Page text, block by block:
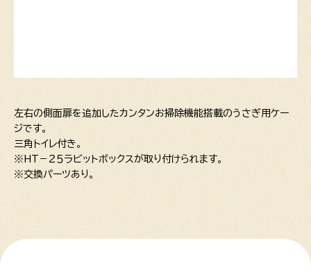
左右の側面扉を追加したカンタンお掃除機能搭載のうさぎ用ケー
ジです。
三角トイレ付き。
※HT－２５ラビットボックスが取り付けられます。
※交換パーツあり。